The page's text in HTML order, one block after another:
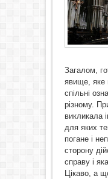
Загалом,
явище, яке
спільні
різному.
викликала
для яких
погане і
сторону
справу і
Цікаво, а